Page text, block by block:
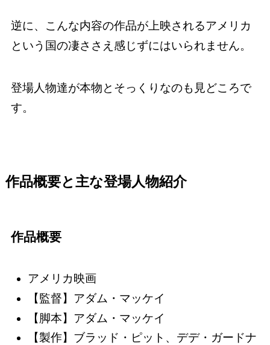
逆に、こんな内容の作品が上映されるアメリカ
という国の凄ささえ感じずにはいられません。
登場人物達が本物とそっくりなのも見どころで
す。
作品概要と主な登場人物紹介
作品概要
アメリカ映画
【監督】アダム・マッケイ
【脚本】アダム・マッケイ
【製作】ブラッド・ピット、デデ・ガードナ